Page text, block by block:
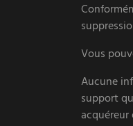
Vous
Aucune
support